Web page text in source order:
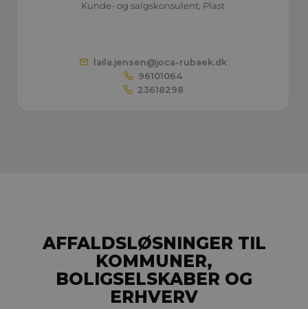
Kunde- og salgskonsulent, Plast
laila.jensen@joca-rubaek.dk
96101064
23618298
AFFALDSLØSNINGER TIL
KOMMUNER,
BOLIGSELSKABER OG
ERHVERV